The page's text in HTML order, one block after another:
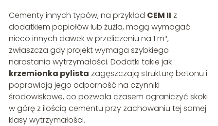
Cementy innych typów, na przykład CEM II z
dodatkiem popiołów lub żużla, mogą wymagać
nieco innych dawek w przeliczeniu na 1 m³,
zwłaszcza gdy projekt wymaga szybkiego
narastania wytrzymałości. Dodatki takie jak
krzemionka pylista zagęszczają strukturę betonu i
poprawiają jego odporność na czynniki
środowiskowe, co pozwala czasem ograniczyć skoki
w górę z ilością cementu przy zachowaniu tej samej
klasy wytrzymałości.